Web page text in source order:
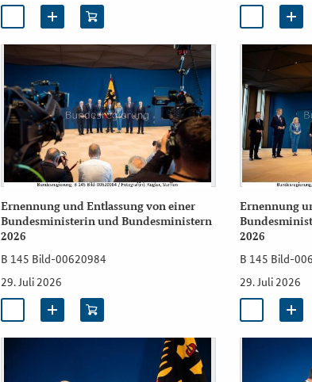
Ernennung und Entlassung von einer
Bundesministerin und Bundesministern
2026
B 145 Bild-00620984
29. Juli 2026
Ernennung
2026
B 145 Bild-
29. Juli 2026